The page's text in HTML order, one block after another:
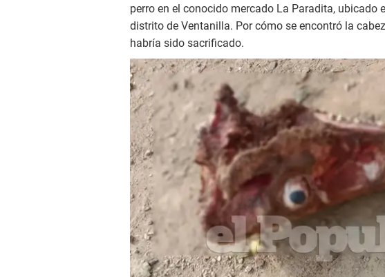
perro en el conocido mercado La Paradita, ubicado
distrito de Ventanilla. Por cómo se encontró la
habría sido sacrificado.